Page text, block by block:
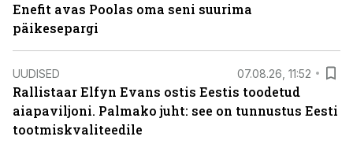
Enefit avas Poolas oma seni suurima
päikesepargi
UUDISED 07.08.26, 11:52
Rallistaar Elfyn Evans ostis Eestis toodetud
aiapaviljoni. Palmako juht: see on tunnustus Eesti
tootmiskvaliteedile